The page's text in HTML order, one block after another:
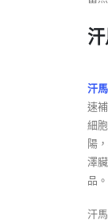
汗
速
細
陽
澤
品。
汗